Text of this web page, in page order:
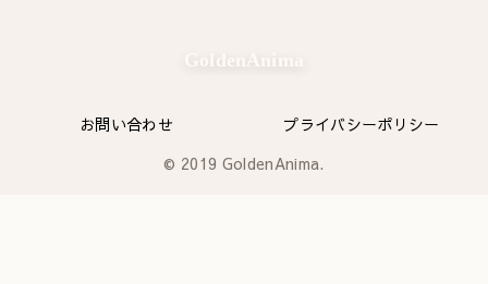
お問い合わせ
プライバシーポリシー
© 2019 GoldenAnima.